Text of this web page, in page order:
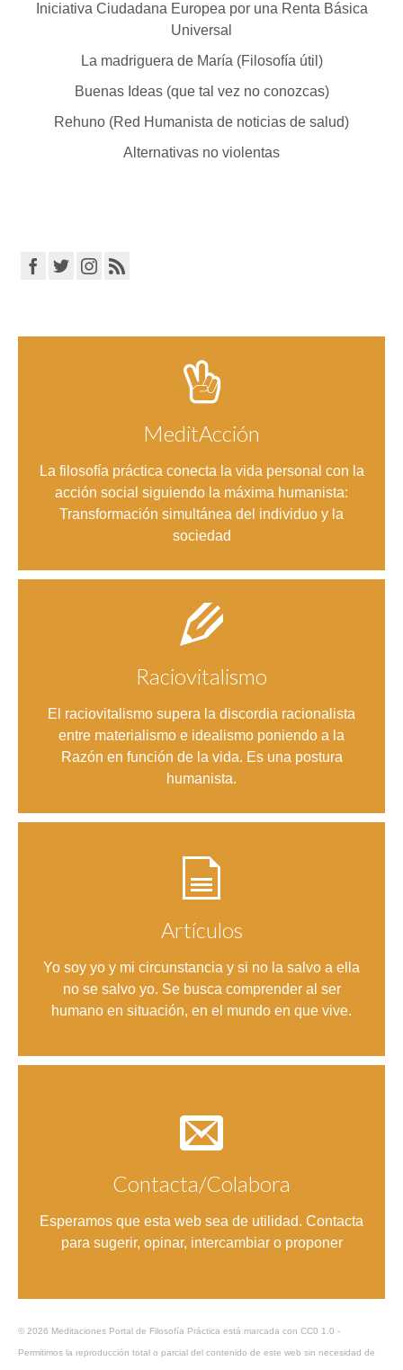
Iniciativa Ciudadana Europea por una Renta Básica
Universal
La madriguera de María (Filosofía útil)
Buenas Ideas (que tal vez no conozcas)
Rehuno (Red Humanista de noticias de salud)
Alternativas no violentas
MeditAcción
La filosofía práctica conecta la vida personal con la
acción social siguiendo la máxima humanista:
Transformación simultánea del individuo y la
sociedad
Raciovitalismo
El raciovitalismo supera la discordia racionalista
entre materialismo e idealismo poniendo a la
Razón en función de la vida. Es una postura
humanista.
Artículos
Yo soy yo y mi circunstancia y si no la salvo a ella
no se salvo yo. Se busca comprender al ser
humano en situación, en el mundo en que vive.
Contacta/Colabora
Esperamos que esta web sea de utilidad. Contacta
para sugerir, opinar, intercambiar o proponer
Entrar
© 2026 Meditaciones Portal de Filosofía Práctica está marcada con CC0 1.0 -
Permitimos la reproducción total o parcial del contenido de este web sin necesidad de